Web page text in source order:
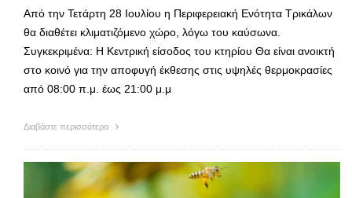
Από την Τετάρτη 28 Ιουλίου η Περιφερειακή Ενότητα Τρικάλων
θα διαθέτει κλιματιζόμενο χώρο, λόγω του καύσωνα.
Συγκεκριμένα: H Κεντρική είσοδος του κτηρίου Θα είναι ανοικτή
στο κοινό για την αποφυγή έκθεσης στις υψηλές θερμοκρασίες
από 08:00 π.μ. έως 21:00 μ.μ
Διαβάστε περισσότερα